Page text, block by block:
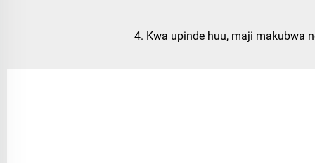
4. Kwa upinde huu, maji makubwa